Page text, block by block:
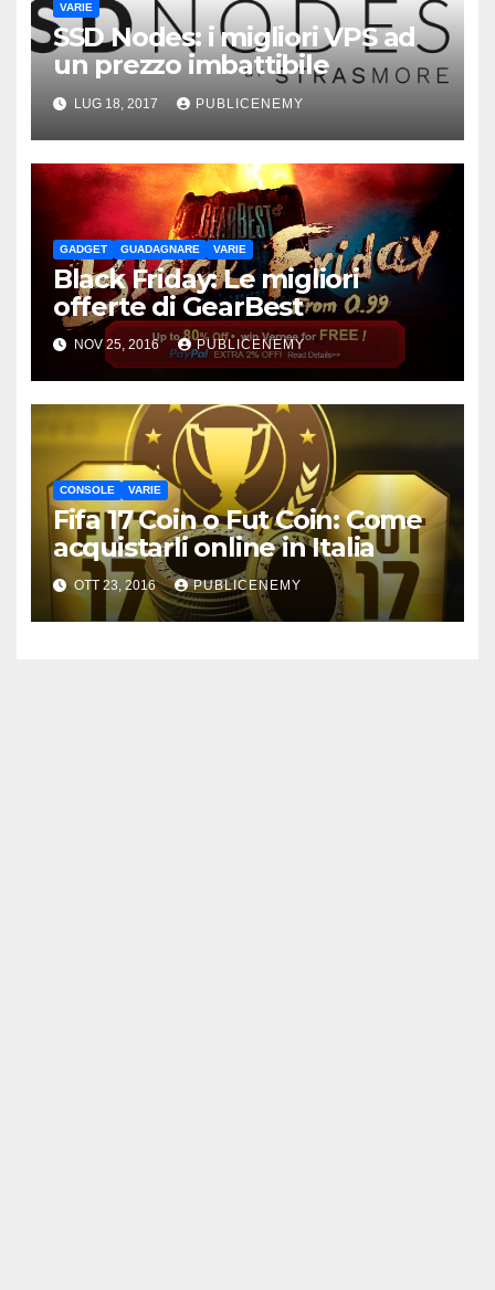
VARIE
SSD Nodes: i migliori VPS ad
un prezzo imbattibile
LUG 18, 2017 PUBLICENEMY
GADGET GUADAGNARE VARIE
Black Friday: Le migliori
offerte di GearBest
NOV 25, 2016 PUBLICENEMY
CONSOLE VARIE
Fifa 17 Coin o Fut Coin: Come
acquistarli online in Italia
OTT 23, 2016 PUBLICENEMY